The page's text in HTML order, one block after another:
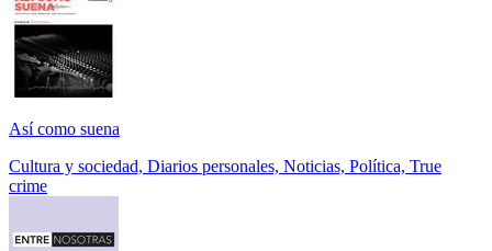
Así como suena
Cultura y sociedad, Diarios personales, Noticias, Política, True
crime